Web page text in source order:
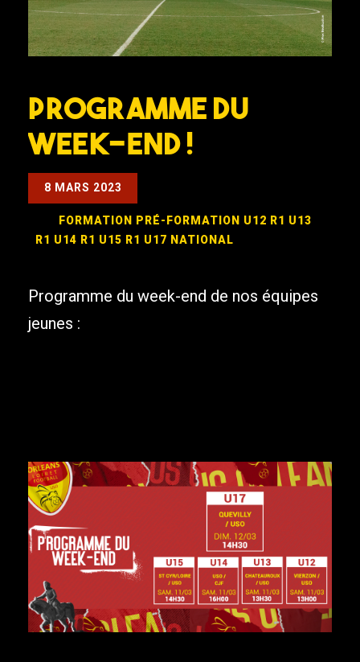
PROGRAMME DU
WEEK-END !
8 MARS 2023
FORMATION PRÉ-FORMATION U12 R1 U13
R1 U14 R1 U15 R1 U17 NATIONAL
Programme du week-end de nos équipes
jeunes :